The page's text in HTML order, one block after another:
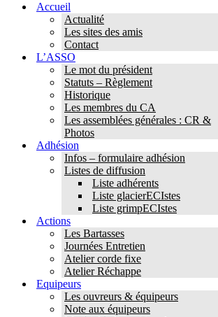
navigationAccueil
Actualité
Les sites des amis
Contact
L’ASSO
Le mot du président
Statuts – Règlement
Historique
Les membres du CA
Les assemblées générales : CR &
Photos
Adhésion
Infos – formulaire adhésion
Listes de diffusion
Liste adhérents
Liste glacierECIstes
Liste grimpECIstes
Actions
Les Bartasses
Journées Entretien
Atelier corde fixe
Atelier Réchappe
Equipeurs
Les ouvreurs & équipeurs
Note aux équipeurs